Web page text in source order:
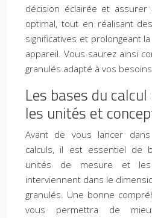
décision éclairée et
optimal, tout en réalisant
significatives et prolongeant
appareil. Vous saurez ainsi
granulés adapté à vos
Les bases du
les unités et
Avant de vous lancer
calculs, il est essentiel de
unités de mesure et
interviennent dans le
granulés. Une bonne
vous permettra de